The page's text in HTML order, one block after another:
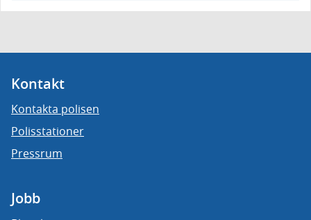
Kontakt
Kontakta polisen
Polisstationer
Pressrum
Jobb